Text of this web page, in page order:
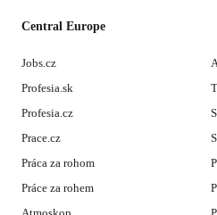
Central Europe
Jobs.cz
Profesia.sk
Profesia.cz
Prace.cz
Práca za rohom
Práce za rohem